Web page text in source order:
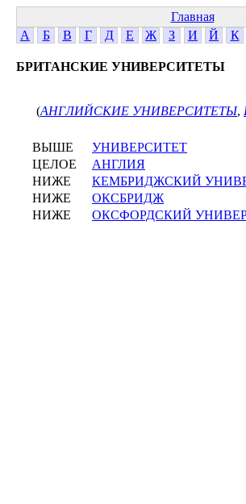
Главная
А
Б В Г Д Е Ж З И Й К
БРИТАНСКИЕ УНИВЕРСИТЕТЫ
(АНГЛИЙСКИЕ УНИВЕРСИТЕТЫ,
ВЫШЕ
УНИВЕРСИТЕТ
ЦЕЛОЕ
АНГЛИЯ
НИЖЕ
КЕМБРИДЖСКИЙ
НИЖЕ
ОКСБРИДЖ
НИЖЕ
ОКСФОРДСКИЙ